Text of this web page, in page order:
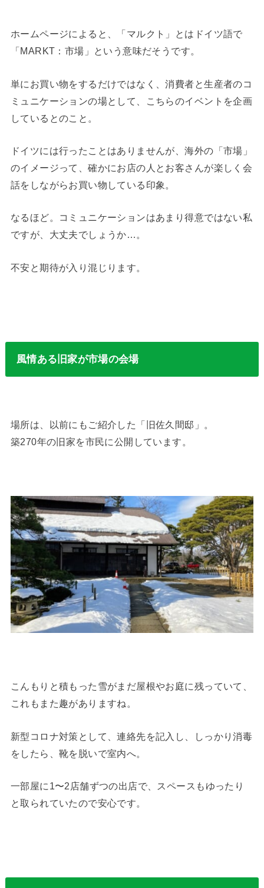
ホームページによると、「マルクト」とはドイツ語で
「MARKT：市場」という意味だそうです。
単にお買い物をするだけではなく、消費者と生産者のコ
ミュニケーションの場として、こちらのイベントを企画
しているとのこと。
ドイツには行ったことはありませんが、海外の「市場」
のイメージって、確かにお店の人とお客さんが楽しく会
話をしながらお買い物している印象。
なるほど。コミュニケーションはあまり得意ではない私
ですが、大丈夫でしょうか…。
不安と期待が入り混じります。
風情ある旧家が市場の会場
場所は、以前にもご紹介した「旧佐久間邸」。
築270年の旧家を市民に公開しています。
こんもりと積もった雪がまだ屋根やお庭に残っていて、
これもまた趣がありますね。
新型コロナ対策として、連絡先を記入し、しっかり消毒
をしたら、靴を脱いで室内へ。
一部屋に1〜2店舗ずつの出店で、スペースもゆったり
と取られていたので安心です。